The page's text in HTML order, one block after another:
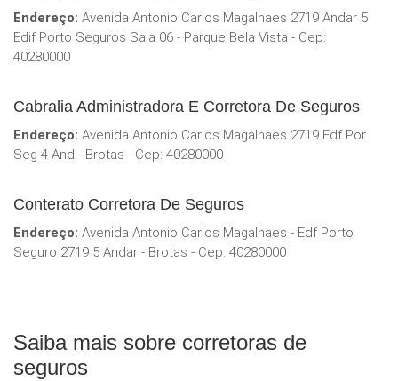
Endereço: Avenida Antonio Carlos Magalhaes 2719 Andar 5
Edif Porto Seguros Sala 06 - Parque Bela Vista - Cep:
40280000
Cabralia Administradora E Corretora De Seguros
Endereço: Avenida Antonio Carlos Magalhaes 2719 Edf Por
Seg 4 And - Brotas - Cep: 40280000
Conterato Corretora De Seguros
Endereço: Avenida Antonio Carlos Magalhaes - Edf Porto
Seguro 2719 5 Andar - Brotas - Cep: 40280000
Saiba mais sobre corretoras de
seguros